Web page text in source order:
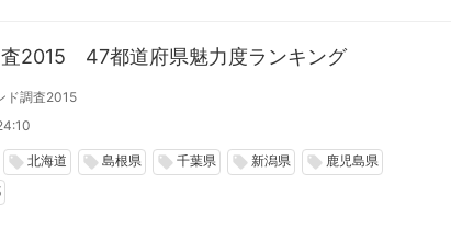
2015 47都道府県魅力度ランキング
ド調査2015
local_offer 北海道 local_offer 島根県 local_offer 千葉県 local_offer 新潟県 local_offer 鹿児島県